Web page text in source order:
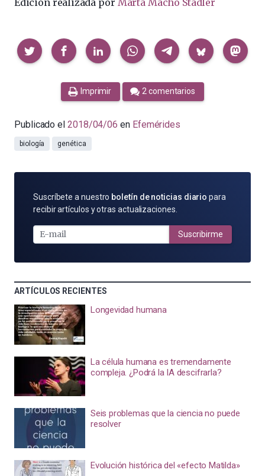
Edición realizada por Marta Macho Stadler
Compartir
Imprimir 2 comentarios
Publicado el 2018/04/06 en Efemérides
biología genética
SUSCRÍBETE
POR
MAIL
Suscríbete a nuestro boletín de noticias diario para
recibir artículos y otras actualizaciones.
Suscribirme
ARTÍCULOS RECIENTES
Longevidad humana
La célula humana es tremendamente
compleja. ¿Podrá la IA descifrarla?
Seis problemas que la ciencia no puede
resolver
Evolución histórica del «efecto Matilda»